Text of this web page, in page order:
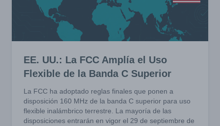
EE. UU.: La FCC Amplía el Uso
Flexible de la Banda C Superior
La FCC ha adoptado reglas finales que ponen a
disposición 160 MHz de la banda C superior para uso
flexible inalámbrico terrestre. La mayoría de las
disposiciones entrarán en vigor el 29 de septiembre de